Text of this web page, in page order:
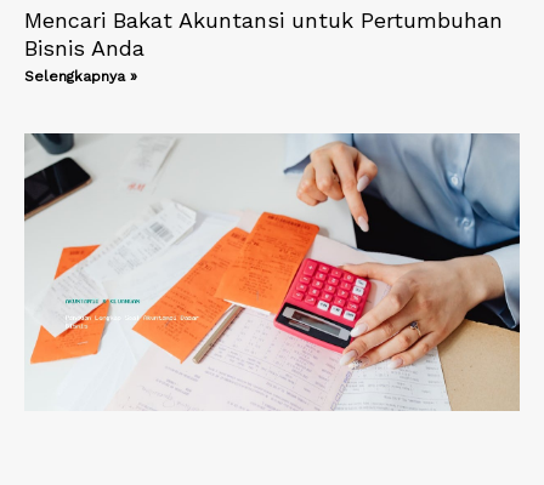
Mencari Bakat Akuntansi untuk Pertumbuhan
Bisnis Anda
Selengkapnya »